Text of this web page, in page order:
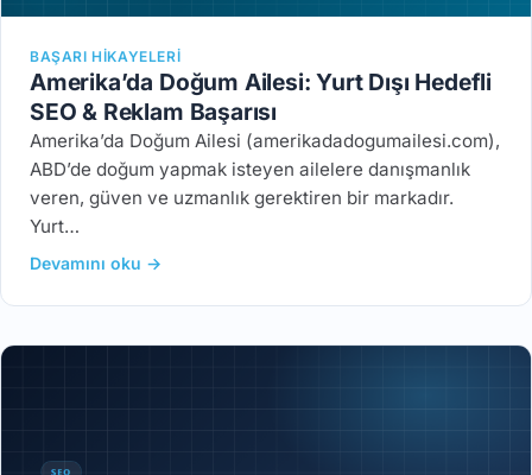
BAŞARI HIKAYELERI
Amerika’da Doğum Ailesi: Yurt Dışı Hedefli
SEO & Reklam Başarısı
Amerika’da Doğum Ailesi (amerikadadogumailesi.com),
ABD’de doğum yapmak isteyen ailelere danışmanlık
veren, güven ve uzmanlık gerektiren bir markadır.
Yurt…
Devamını oku →